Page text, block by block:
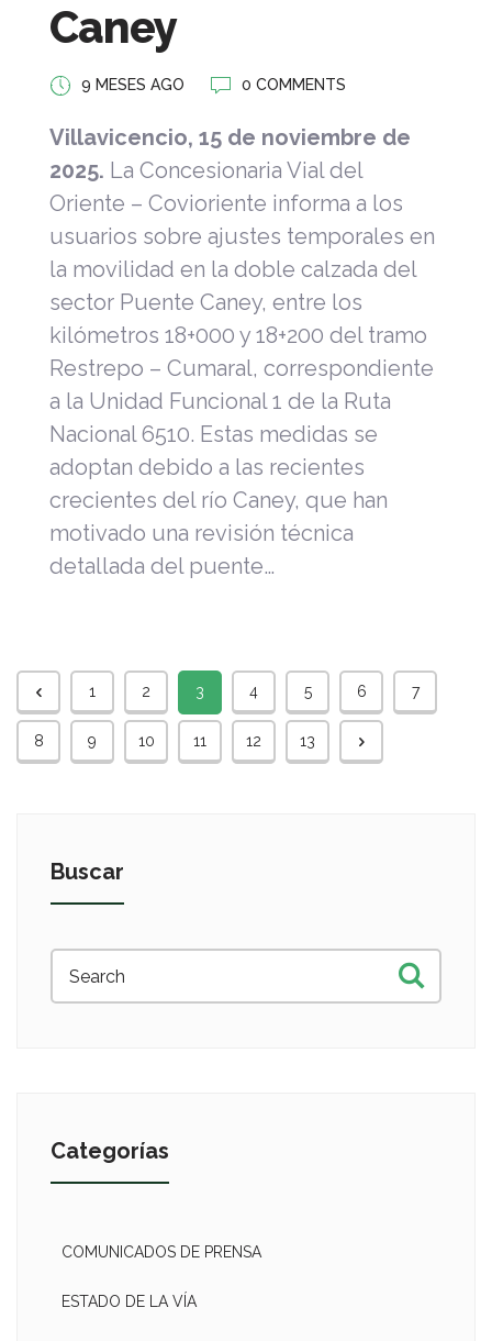
Caney
9 MESES AGO 0 COMMENTS
Villavicencio, 15 de noviembre de
2025. La Concesionaria Vial del
Oriente – Covioriente informa a los
usuarios sobre ajustes temporales en
la movilidad en la doble calzada del
sector Puente Caney, entre los
kilómetros 18+000 y 18+200 del tramo
Restrepo – Cumaral, correspondiente
a la Unidad Funcional 1 de la Ruta
Nacional 6510. Estas medidas se
adoptan debido a las recientes
crecientes del río Caney, que han
motivado una revisión técnica
detallada del puente…
1 2 3 4 5 6 7
8 9 10 11 12 13
Buscar
Categorías
COMUNICADOS DE PRENSA
ESTADO DE LA VÍA